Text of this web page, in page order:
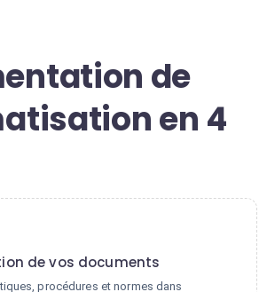
de
en 4
de vos documents
procédures et normes dans